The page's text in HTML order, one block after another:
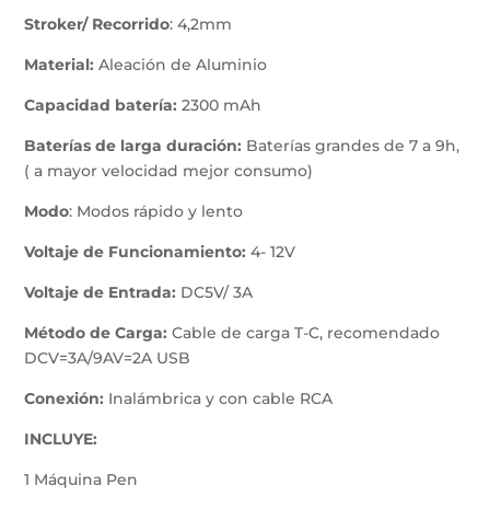
Stroker/ Recorrido: 4,2mm
Material: Aleación de Aluminio
Capacidad batería: 2300 mAh
Baterías de larga duración: Baterías grandes de 7 a 9h,
( a mayor velocidad mejor consumo)
Modo: Modos rápido y lento
Voltaje de Funcionamiento: 4- 12V
Voltaje de Entrada: DC5V/ 3A
Método de Carga: Cable de carga T-C, recomendado
DCV=3A/9AV=2A USB
Conexión: Inalámbrica y con cable RCA
INCLUYE:
1 Máquina Pen